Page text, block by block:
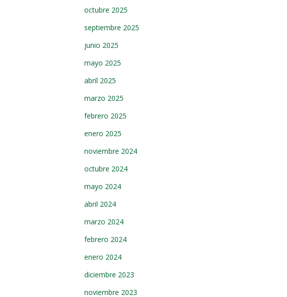
octubre 2025
septiembre 2025
junio 2025
mayo 2025
abril 2025
marzo 2025
febrero 2025
enero 2025
noviembre 2024
octubre 2024
mayo 2024
abril 2024
marzo 2024
febrero 2024
enero 2024
diciembre 2023
noviembre 2023